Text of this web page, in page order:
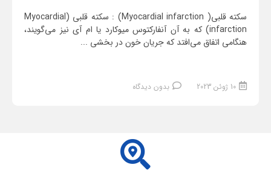
سکته قلبی( Myocardial infarction) : سکته قلبی (Myocardial
infarction) که به آن آنفارکتوس میوکارد یا ام آی نیز می‌گویند،
هنگامی اتفاق می‌افتد که جریان خون در بخشی ...
10 ژوئن 2023 بدون دیدگاه